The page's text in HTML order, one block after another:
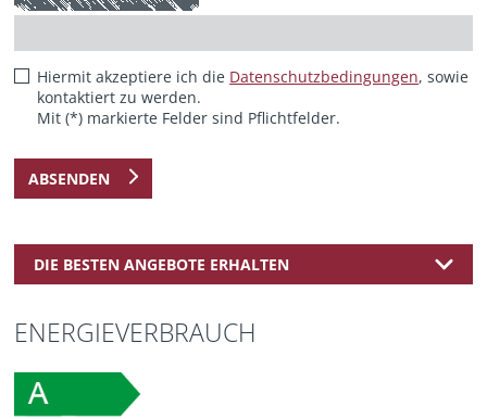
Hiermit akzeptiere ich die Datenschutzbedingungen, sowie
kontaktiert zu werden.
Mit (*) markierte Felder sind Pflichtfelder.
ABSENDEN
DIE BESTEN ANGEBOTE ERHALTEN
ENERGIEVERBRAUCH